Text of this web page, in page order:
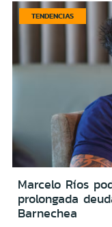
TENDENCIAS
Marcelo Ríos
prolongada
Barnechea